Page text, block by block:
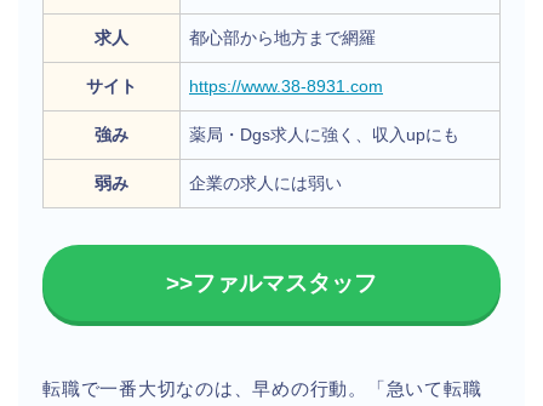
求人 都心部から地方まで網羅
サイト https://www.38-8931.com
強み 薬局・Dgs求人に強く、収入upにも
弱み 企業の求人には弱い
>>ファルマスタッフ
転職で一番大切なのは、早めの行動。「急いて転職